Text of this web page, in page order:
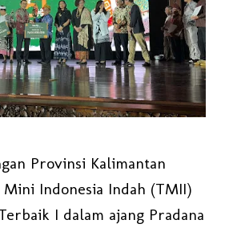
Provinsi Kalimantan
Indonesia Indah (TMII)
I dalam ajang Pradana